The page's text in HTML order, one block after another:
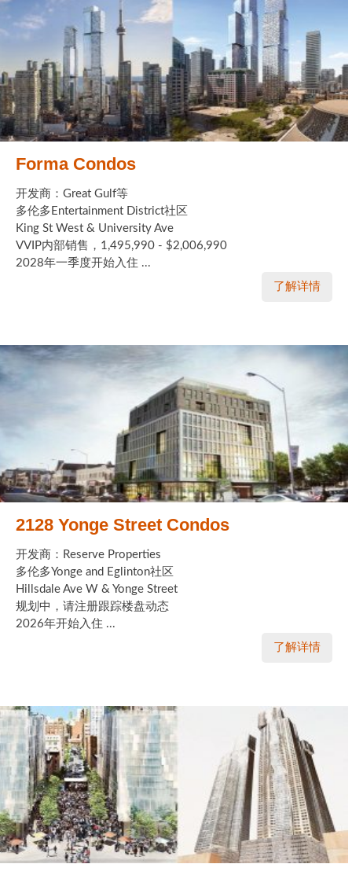
Forma Condos
开发商：Great Gulf等
多伦多Entertainment District社区
King St West & University Ave
VVIP内部销售，1,495,990 - $2,006,990
2028年一季度开始入住 ...
了解详情
2128 Yonge Street Condos
开发商：Reserve Properties
多伦多Yonge and Eglinton社区
Hillsdale Ave W & Yonge Street
规划中，请注册跟踪楼盘动态
2026年开始入住 ...
了解详情